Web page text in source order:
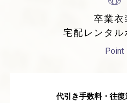
卒業衣
宅配レンタル
Point
代引き手数料・往